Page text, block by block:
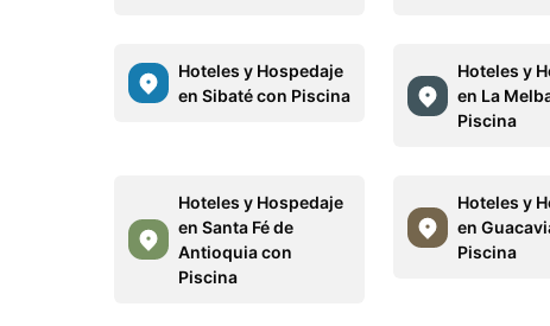
Hoteles y Hospedaje
en Sibaté con Piscina
Hoteles y
en La
Piscina
Hoteles y Hospedaje
en Santa Fé de
Antioquia con
Piscina
Hoteles y
en
Piscina